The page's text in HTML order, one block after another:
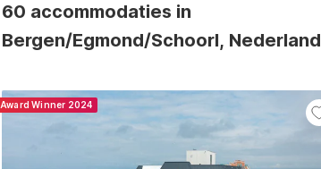
60 accommodaties in
Bergen/Egmond/Schoorl, Nederland
Award Winner 2024